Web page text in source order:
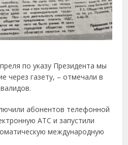
по указу Президента мы
через газету, – отмечали в
абонентов телефонной
АТС и запустили
международную